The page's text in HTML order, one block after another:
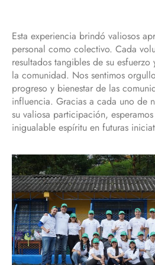
Esta experiencia brindó valiosos
personal como colectivo. Cada
resultados tangibles de su
la comunidad. Nos sentimos
progreso y bienestar de las
influencia. Gracias a cada uno de
su valiosa participación,
inigualable espíritu en futuras